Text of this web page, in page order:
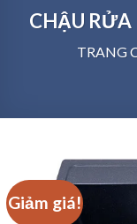
CHẬU RỬA
TRANG
Giảm giá!